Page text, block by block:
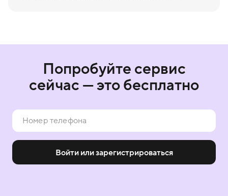
Попробуйте сервис
сейчас — это бесплатно
Войти или зарегистрироваться